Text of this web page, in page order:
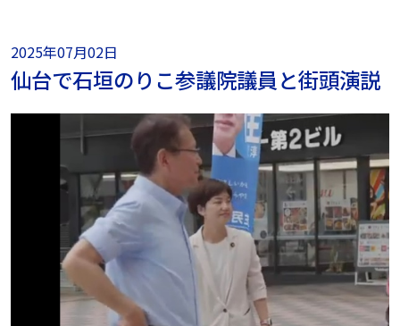
2025年07月02日
仙台で石垣のりこ参議院議員と街頭演説